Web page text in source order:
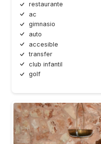
restaurante
ac
gimnasio
auto
accesible
transfer
club infantil
golf